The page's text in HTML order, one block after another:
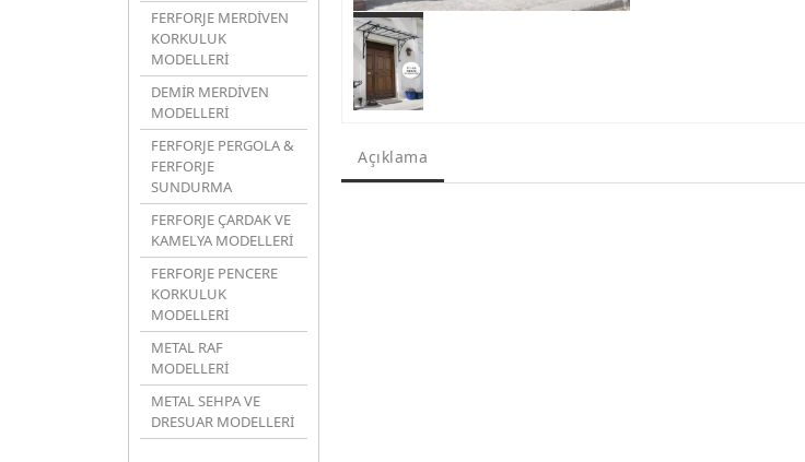
FERFORJE MERDİVEN
KORKULUK
MODELLERİ
DEMİR MERDİVEN
MODELLERİ
FERFORJE PERGOLA &
FERFORJE
SUNDURMA
FERFORJE ÇARDAK VE
KAMELYA MODELLERİ
FERFORJE PENCERE
KORKULUK
MODELLERİ
METAL RAF
MODELLERİ
METAL SEHPA VE
DRESUAR MODELLERİ
Açıklama